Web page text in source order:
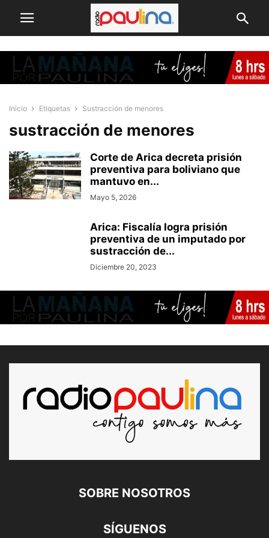
Inicio Etiquetas Sustracción de menores
sustracción de menores
Corte de Arica decreta prisión
preventiva para boliviano que
mantuvo en...
Mayo 5, 2026
Arica: Fiscalía logra prisión
preventiva de un imputado por
sustracción de...
Diciembre 20, 2023
SOBRE NOSOTROS
SÍGUENOS